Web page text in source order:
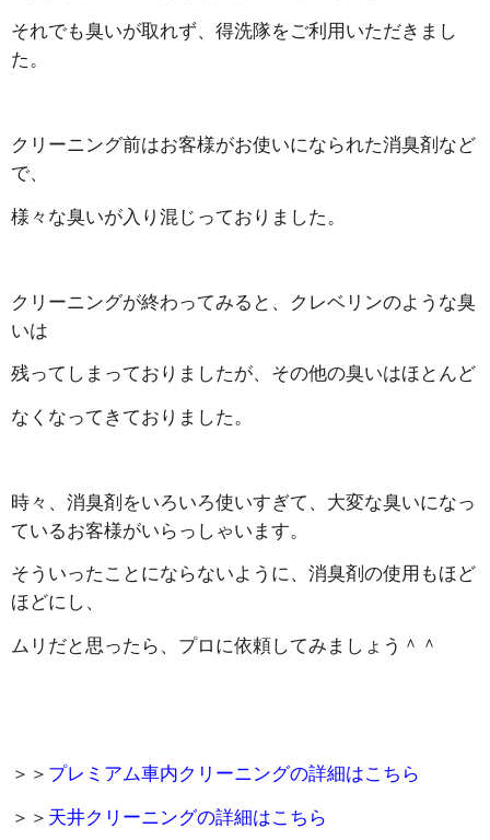
それでも臭いが取れず、得洗隊をご利用いただきまし
た。
クリーニング前はお客様がお使いになられた消臭剤など
で、
様々な臭いが入り混じっておりました。
クリーニングが終わってみると、クレベリンのような臭
いは
残ってしまっておりましたが、その他の臭いはほとんど
なくなってきておりました。
時々、消臭剤をいろいろ使いすぎて、大変な臭いになっ
ているお客様がいらっしゃいます。
そういったことにならないように、消臭剤の使用もほど
ほどにし、
ムリだと思ったら、プロに依頼してみましょう＾＾
＞＞ プレミアム車内クリーニングの詳細はこちら
＞＞ 天井クリーニングの詳細はこちら